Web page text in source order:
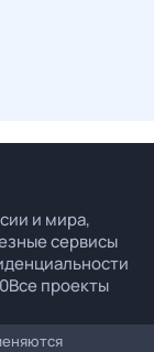
и мира,
сервисы
Все проекты